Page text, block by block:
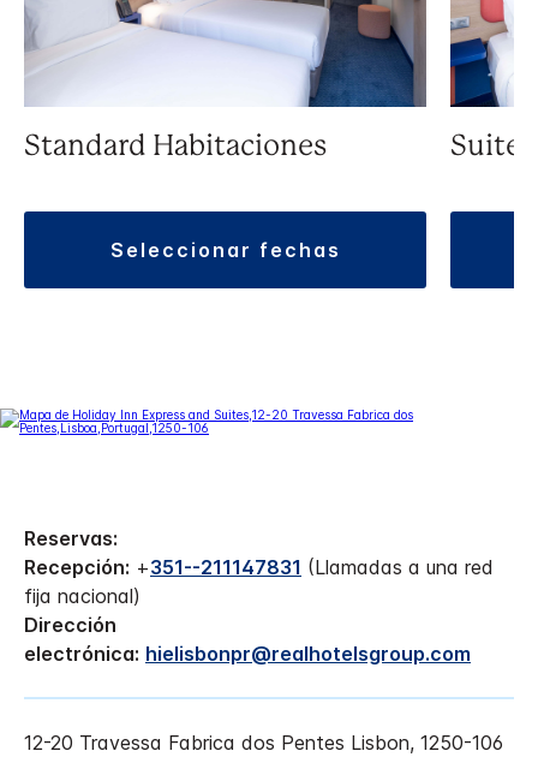
Standard Habitaciones
seleccionar fechas
Suite
Reservas:
Recepción: +351--211147831 (Llamadas a una red
fija nacional)
Dirección
electrónica: hielisbonpr@realhotelsgroup.com
12-20 Travessa Fabrica dos Pentes Lisbon, 1250-106